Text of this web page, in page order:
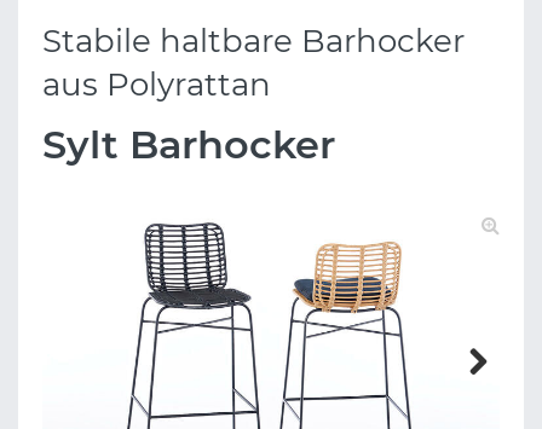
Stabile haltbare Barhocker
aus Polyrattan
Sylt Barhocker